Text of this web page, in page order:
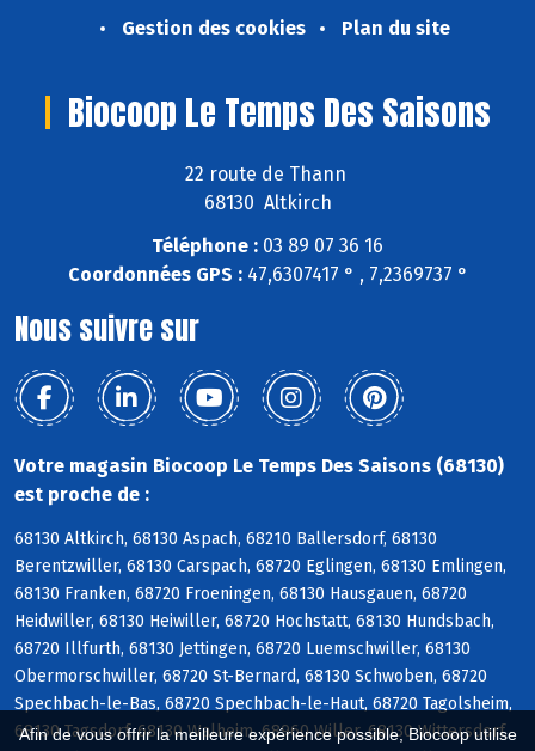
Afin de vous offrir la meilleure expérience possible, Biocoop utilise
Gestion des cookies
Plan du site
Biocoop Le Temps Des Saisons
22 route de Thann
68130 Altkirch
Téléphone : 03 89 07 36 16
Coordonnées GPS :47,6307417 ° , 7,2369737 °
Nous suivre sur
Votre magasin Biocoop Le Temps Des Saisons (68130)
est proche de :
68130 Altkirch, 68130 Aspach, 68210 Ballersdorf, 68130
Berentzwiller, 68130 Carspach, 68720 Eglingen, 68130 Emlingen,
68130 Franken, 68720 Froeningen, 68130 Hausgauen, 68720
Heidwiller, 68130 Heiwiller, 68720 Hochstatt, 68130 Hundsbach,
68720 Illfurth, 68130 Jettingen, 68720 Luemschwiller, 68130
Obermorschwiller, 68720 St-Bernard, 68130 Schwoben, 68720
Spechbach-le-Bas, 68720 Spechbach-le-Haut, 68720 Tagolsheim,
68130 Tagsdorf, 68130 Walheim, 68960 Willer, 68130 Wittersdorf,